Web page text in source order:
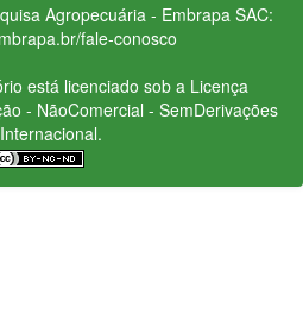
Agropecuária - Embrapa SAC:
fale-conosco
está licenciado sob a Licença
- NãoComercial - SemDerivações